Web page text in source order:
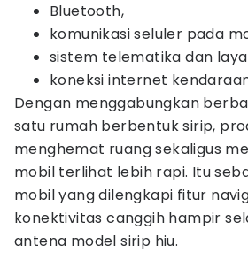
Bluetooth,
komunikasi seluler pada
sistem telematika dan
koneksi internet
Dengan menggabungkan
satu rumah berbentuk sirip,
menghemat ruang sekaligus
mobil terlihat lebih rapi. Itu
mobil yang dilengkapi fitur
konektivitas canggih hampir
antena model sirip hiu.